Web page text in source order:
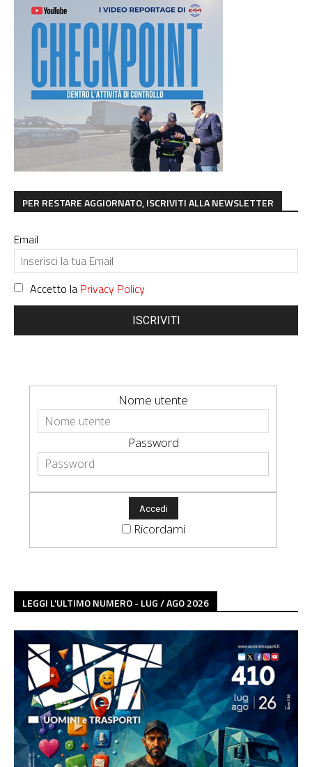
PER RESTARE AGGIORNATO, ISCRIVITI ALLA NEWSLETTER
Email
Accetto la Privacy Policy
ISCRIVITI
Nome utente
Password
Ricordami
LEGGI L'ULTIMO NUMERO - LUG / AGO 2026